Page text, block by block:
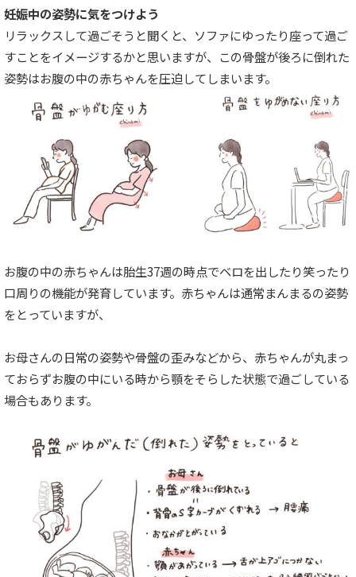
妊娠中の姿勢に気をつけよう
リラックスして過ごそうと聞くと、ソファにゆったり座って過ご
すことをイメージするかと思いますが、この骨盤が後ろに倒れた
姿勢はお腹の中の赤ちゃんを圧迫してしまいます。
お腹の中の赤ちゃんは胎生37週の時点でベロを出したり笑ったり
口周りの機能が発育しています。赤ちゃんは通常まんまるの姿勢
をとっていますが、
お母さんの日常の姿勢や骨盤の歪みなどから、赤ちゃんが丸まっ
ておらずお腹の中にいる時から顎をそらした状態で過ごしている
場合もあります。